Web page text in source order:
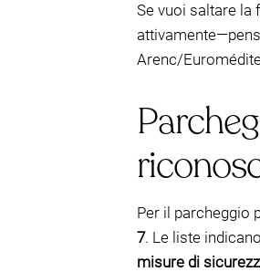
Se vuoi saltare la
Arenc/
Per il parcheggio
7. Le liste
misure di